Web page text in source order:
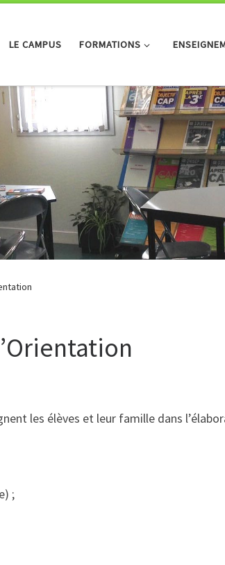
LE CAMPUS FORMATIONS
les élèves et leur famille dans
;